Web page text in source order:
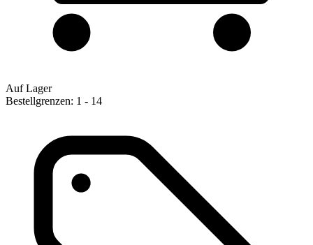
Auf Lager
Bestellgrenzen: 1 - 14